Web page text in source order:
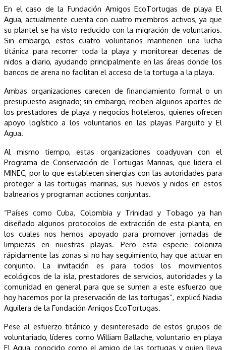
En el caso de la Fundación Amigos EcoTortugas de playa El
Agua, actualmente cuenta con cuatro miembros activos, ya que
su plantel se ha visto reducido con la migración de voluntarios.
Sin embargo, estos cuatro voluntarios mantienen una lucha
titánica para recorrer toda la playa y monitorear decenas de
nidos a diario, ayudando principalmente en las áreas donde los
bancos de arena no facilitan el acceso de la tortuga a la playa.
Ambas organizaciones carecen de financiamiento formal o un
presupuesto asignado; sin embargo, reciben algunos aportes de
los prestadores de playa y negocios hoteleros, quienes ofrecen
apoyo logístico a los voluntarios en las playas Parguito y El
Agua.
Al mismo tiempo, estas organizaciones coadyuvan con el
Programa de Conservación de Tortugas Marinas, que lidera el
MINEC, por lo que establecen sinergias con las autoridades para
proteger a las tortugas marinas, sus huevos y nidos en estos
balnearios y programan acciones conjuntas.
“Países como Cuba, Colombia y Trinidad y Tobago ya han
diseñado algunos protocolos de extracción de esta planta, en
los cuales nos hemos apoyado para promover jornadas de
limpiezas en nuestras playas. Pero esta especie coloniza
rápidamente las zonas si no hay seguimiento, hay que actuar en
conjunto. La invitación es para todos los movimientos
ecológicos de la isla, prestadores de servicios, autoridades y la
comunidad en general para que se sumen a este esfuerzo que
hoy hacemos por la preservación de las tortugas”, explicó Nadia
Aguilera de la Fundación Amigos EcoTortugas.
Pese al esfuerzo titánico y desinteresado de estos grupos de
voluntariado, líderes como William Ballache, voluntario en playa
El Agua, conocido como el amigo de las tortugas y quien lleva